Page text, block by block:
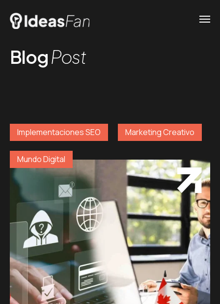
BlogPost
Implementaciones SEO Marketing Creativo
Mundo Digital